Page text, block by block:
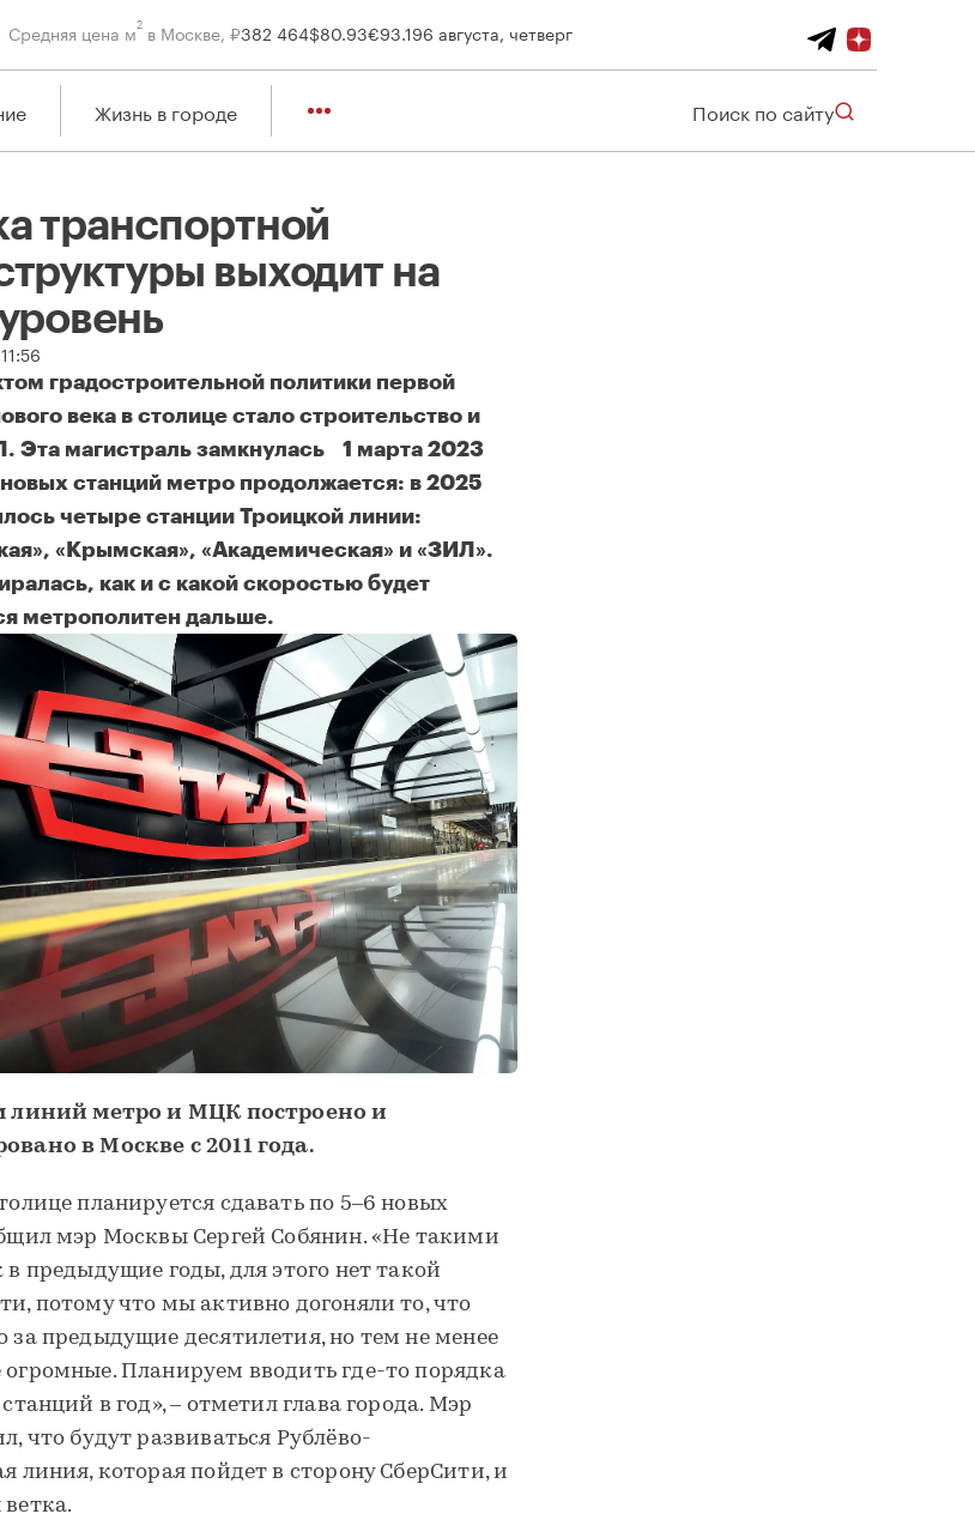
Средняя цена м2в Москве, ₽382 464$80.93€93.196 августа, четверг
Жизнь в городе Поиск по сайту
транспортной
выходит на
градостроительной политики первой
века в столице стало строительство и
Эта магистраль замкнулась 1 марта 2023
станций метро продолжается: в 2025
четыре станции Троицкой линии:
«Крымская», «Академическая» и «ЗИЛ».
как и с какой скоростью будет
метрополитен дальше.
инфраструктуры выходит на новый уровень
линий метро и МЦК построено и
в Москве с 2011 года.
планируется сдавать по 5–6 новых
мэр Москвы Сергей Собянин. «Не такими
предыдущие годы, для этого нет такой
потому что мы активно догоняли то, что
за предыдущие десятилетия, но тем не менее
Планируем вводить где-то порядка
в год», – отметил глава города. Мэр
что будут развиваться Рублёво-
линия, которая пойдет в сторону СберСити, и